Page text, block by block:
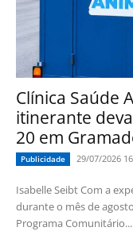
Clínica Saúde
itinerante
20 em
Publicidade 29/07/2026
Isabelle Seibt Com a expectativa de imunizar mais de 10 mil animais
durante o mês de
Programa Comunitário...